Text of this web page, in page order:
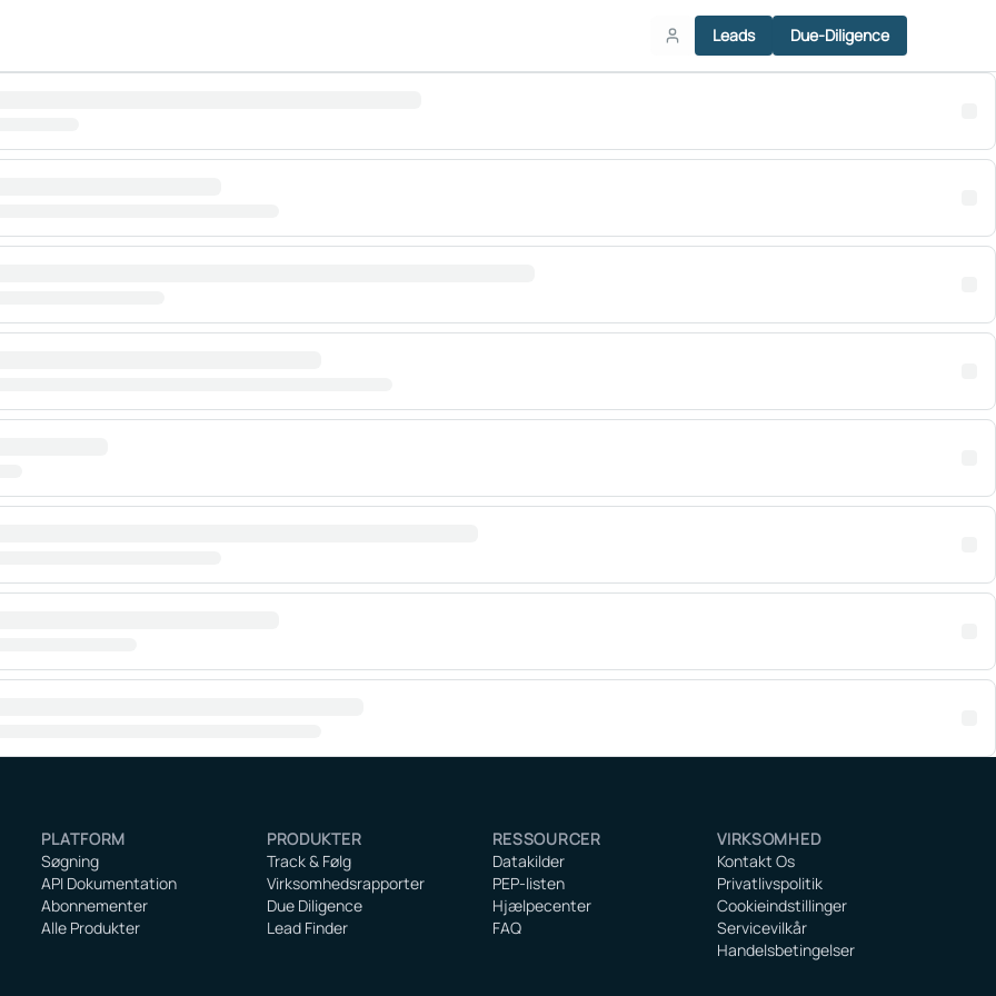
Leads Due-Diligence
PLATFORM
Søgning
API Dokumentation
Abonnementer
Alle Produkter
PRODUKTER
Track & Følg
Virksomhedsrapporter
Due Diligence
Lead Finder
RESSOURCER
Datakilder
PEP-listen
Hjælpecenter
FAQ
VIRKSOMHED
Kontakt Os
Privatlivspolitik
Cookieindstillinger
Servicevilkår
Handelsbetingelser